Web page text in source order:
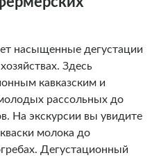
насыщенные дегустации
Здесь
кавказским и
рассольных до
На экскурсии вы увидите
молока до
Дегустационный